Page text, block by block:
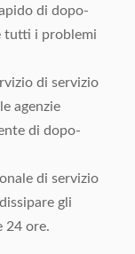
di dopo-
tutti i problemi
di servizio
agenzie
di dopo-
di servizio
gli
24 ore.